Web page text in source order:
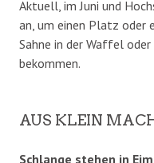
Aktuell, im Juni und
an, um einen Platz oder
Sahne in der Waffel
bekommen.
AUS KLEIN
Schlange stehen in